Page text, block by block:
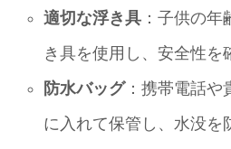
適切な浮き具 ：子供の
き具を使用し、安全性を
防水バッグ：携帯電話や
に入れて保管し、水没を